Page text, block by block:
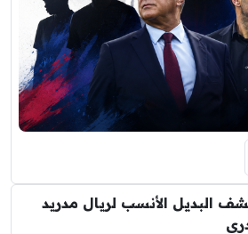
البديل الأنسب لريال مدريد